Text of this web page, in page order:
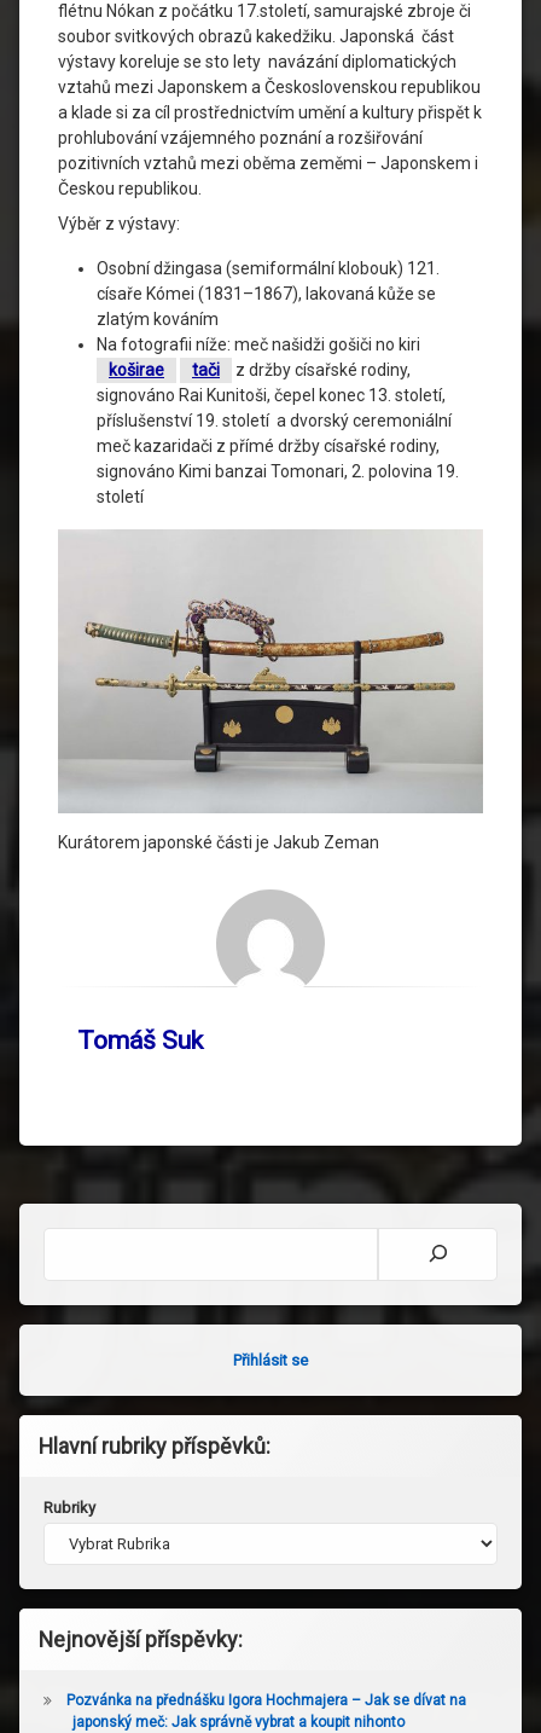
flétnu Nókan z počátku 17.století, samurajské zbroje či
soubor svitkových obrazů kakedžiku. Japonská část
výstavy koreluje se sto lety navázání diplomatických
vztahů mezi Japonskem a Československou republikou
a klade si za cíl prostřednictvím umění a kultury přispět k
prohlubování vzájemného poznání a rozšiřování
pozitivních vztahů mezi oběma zeměmi – Japonskem i
Českou republikou.
Výběr z výstavy:
Osobní džingasa (semiformální klobouk) 121.
císaře Kómei (1831–1867), lakovaná kůže se
zlatým kováním
Na fotografii níže: meč našidži gošiči no kiri
koširae
tači
z držby císařské rodiny,
signováno Rai Kunitoši, čepel konec 13. století,
příslušenství 19. století a dvorský ceremoniální
meč kazaridači z přímé držby císařské rodiny,
signováno Kimi banzai Tomonari, 2. polovina 19.
století
Kurátorem japonské části je Jakub Zeman
Tomáš Suk
Přihlásit se
Hlavní rubriky příspěvků:
Rubriky
Nejnovější příspěvky:
Pozvánka na přednášku Igora Hochmajera – Jak se dívat na
japonský meč: Jak správně vybrat a koupit nihonto